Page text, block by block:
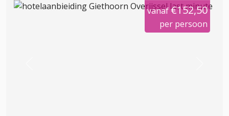
vanaf€152,50
per persoon